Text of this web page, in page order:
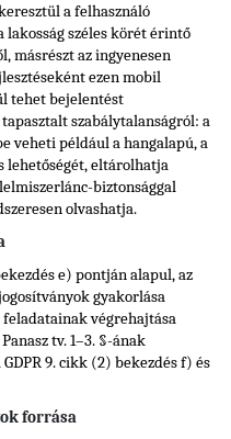
a felhasználó
széles körét érintő
másrészt az ingyenesen
ezen mobil
tehet bejelentést
szabálytalanságról: a
veheti például a hangalapú, a
lehetőségét, eltárolhatja
biztonsággal
olvashatja.
e) pontján alapul, az
gyakorlása
végrehajtása
tv. 1–3. §-ának
9. cikk (2) bekezdés f) és
forrása